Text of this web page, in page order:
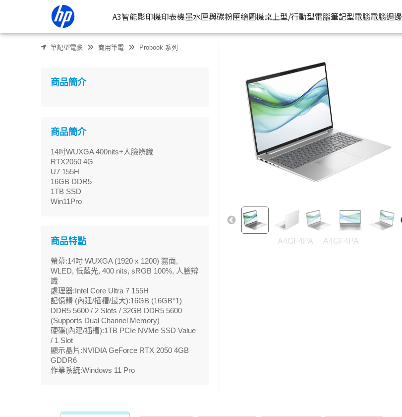
HP 惠普 ProBook 440 G11 A4GF4PA 14吋商務獨顯筆電 | HP® 惠普台灣原廠購物網
A3智能影印機印表機
家用
商用
工作室用
設計工程用
其他附加功能
墨水匣與碳粉匣
按容量
按顏色
繪圖機桌上型/行動型電腦
Z1
Z2
Z4
Z8
筆記型電腦
Spectre 皇爵系列
Pavilion 星鑽系列
超品系列
OmniBook 系列
電腦週邊
筆記型電腦 商用筆電 Probook 系列
商品簡介
商品簡介
14吋WUXGA 400nits+人臉辨識
RTX2050 4G
U7 155H
16GB DDR5
1TB SSD
Win11Pro
商品特點
螢幕:14吋 WUXGA (1920 x 1200) 霧面,
WLED, 低藍光, 400 nits, sRGB 100%, 人臉辨
識
處理器:Intel Core Ultra 7 155H
記憶體 (內建/插槽/最大):16GB (16GB*1)
DDR5 5600 / 2 Slots / 32GB DDR5 5600
(Supports Dual Channel Memory)
硬碟(內建/插槽):1TB PCIe NVMe SSD Value
/ 1 Slot
顯示晶片:NVIDIA GeForce RTX 2050 4GB
GDDR6
作業系統:Windows 11 Pro
A4GF4PA A4GF4PA